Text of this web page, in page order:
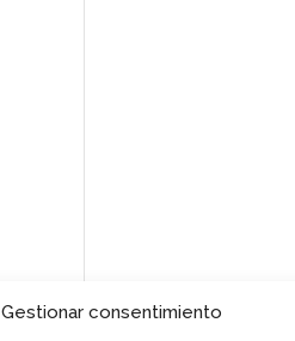
Gestionar consentimiento